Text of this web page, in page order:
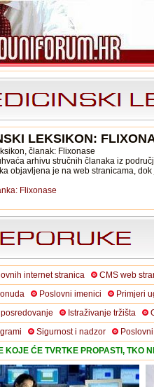
LEKSIKON:
članak: Flixonase
arhivu stručnih članaka iz
objavljena je na web stranicama,
Flixonase
internet stranica CMS web
Poslovni imenici Primjeri
Istraživanje tržišta
Sigurnost i nadzor
KOJE ĆE TVRTKE PROPASTI, TKO